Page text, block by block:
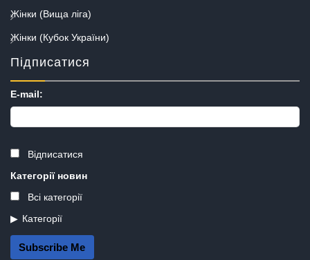
Жінки (Вища ліга)
Жінки (Кубок України)
Підписатися
E-mail:
Відписатися
Категорії новин
Всі категорії
Категорії
Subscribe Me